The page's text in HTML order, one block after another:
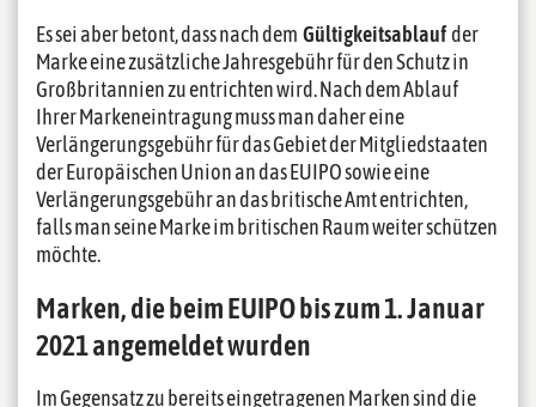
Es sei aber betont, dass nach dem Gültigkeitsablaufder
Marke eine zusätzliche Jahresgebühr für den Schutz in
Großbritannien zu entrichten wird. Nach dem Ablauf
Ihrer Markeneintragung muss man daher eine
Verlängerungsgebühr für das Gebiet der Mitgliedstaaten
der Europäischen Union an das EUIPO sowie eine
Verlängerungsgebühr an das britische Amt entrichten,
falls man seine Marke im britischen Raum weiter schützen
möchte.
Marken, die beim EUIPO bis zum 1. Januar
2021 angemeldet wurden
Im Gegensatz zu bereits eingetragenen Marken sind die